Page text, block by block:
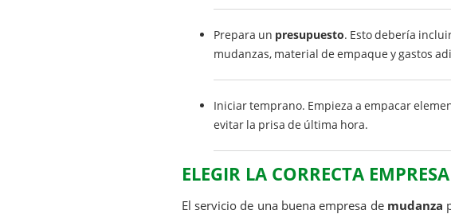
Prepara un presupuesto. Esto debería
mudanzas, material de empaque y gastos
Iniciar temprano. Empieza a empacar
evitar la prisa de última hora.
ELEGIR LA CORRECTA
El servicio de una buena empresa de mudanza